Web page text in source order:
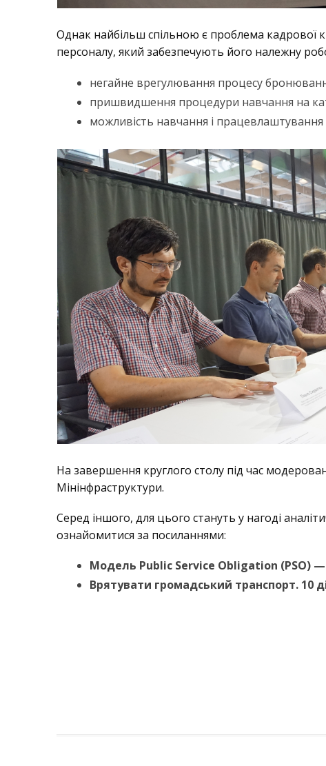
Однак найбільш спільною є проблема кадрової
персоналу, який забезпечують його належну
негайне врегулювання процесу
пришвидшення процедури навчання на
можливість навчання і працевлаштування
На завершення круглого столу під час
Мінінфраструктури.
Серед іншого, для цього стануть у нагоді
ознайомитися за посиланнями:
Модель Public Service Obligation (PSO) —
Врятувати громадський транспорт. 10